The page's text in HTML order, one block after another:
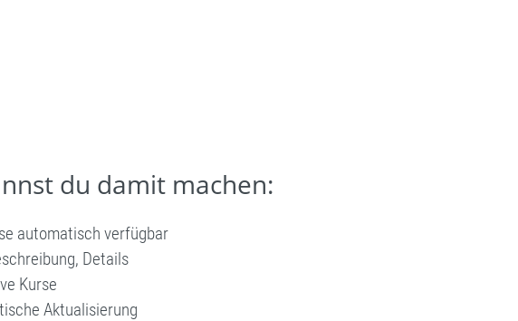
du damit machen:
automatisch verfügbar
Details
Kurse
Aktualisierung